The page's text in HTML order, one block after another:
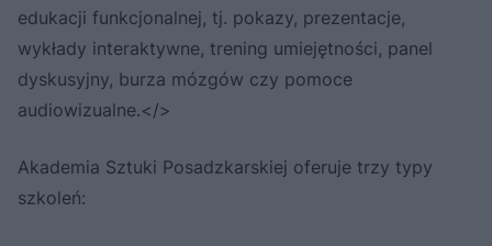
edukacji funkcjonalnej, tj. pokazy, prezentacje,
wykłady interaktywne, trening umiejętności, panel
dyskusyjny, burza mózgów czy pomoce
audiowizualne.</>
Akademia Sztuki Posadzkarskiej oferuje trzy typy
szkoleń: